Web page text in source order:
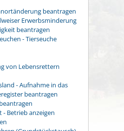
beantragen
Erwerbsminderung
beantragen
- Tierseuche
von Lebensrettern
- Aufnahme in das
beantragen
Betrieb anzeigen